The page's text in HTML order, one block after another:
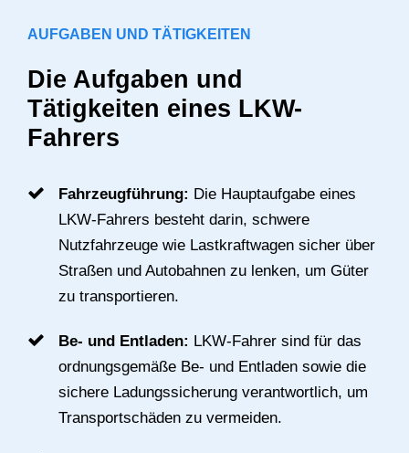
AUFGABEN UND TÄTIGKEITEN
Die Aufgaben und
Tätigkeiten eines LKW-
Fahrers
Fahrzeugführung: Die Hauptaufgabe eines
LKW-Fahrers besteht darin, schwere
Nutzfahrzeuge wie Lastkraftwagen sicher über
Straßen und Autobahnen zu lenken, um Güter
zu transportieren.
Be- und Entladen: LKW-Fahrer sind für das
ordnungsgemäße Be- und Entladen sowie die
sichere Ladungssicherung verantwortlich, um
Transportschäden zu vermeiden.